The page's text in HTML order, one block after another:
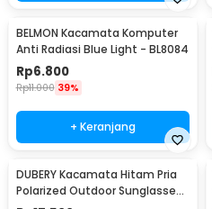
BELMON Kacamata Komputer
Anti Radiasi Blue Light - BL8084
Rp6.800
Rp11.000 39%
+ Keranjang
DUBERY Kacamata Hitam Pria
Polarized Outdoor Sunglasses